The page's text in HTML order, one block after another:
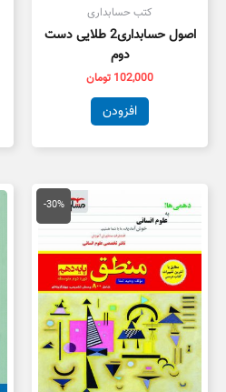
کتب حسابداری
اصول حسابداری2 طلایی دست
دوم
102,000 تومان
افزودن
-30%
20,000 تومان
بود.
قیمت
فعلی